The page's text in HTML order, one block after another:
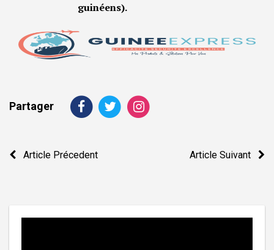
guinéens).
Partager
Navigation
Article Précedent Article Suivant